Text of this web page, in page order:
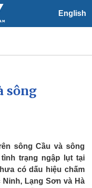
English
làm
đảo
sông
sông Cầu và sông
trạng ngập lụt tại
có dấu hiệu chấm
Lạng Sơn và Hà